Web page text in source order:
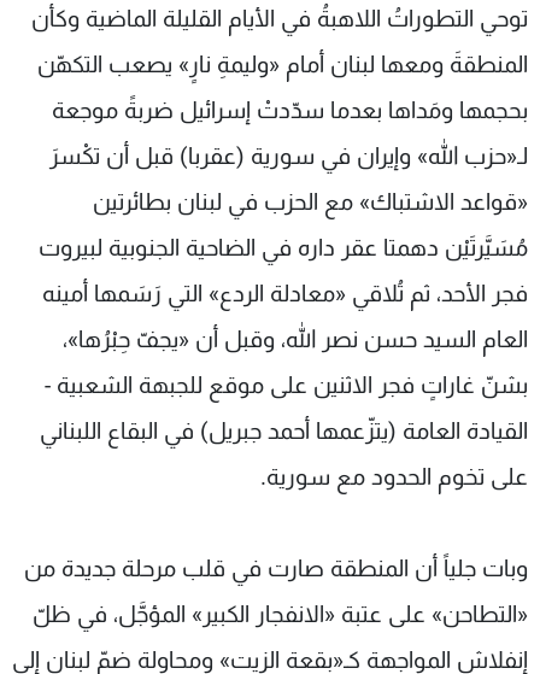
توحي التطوراتُ اللاهبةُ في الأيام القليلة الماضية وكأن
المنطقةَ ومعها لبنان أمام «وليمةِ نارٍ» يصعب التكهّن
بحجمها ومَداها بعدما سدّدتْ إسرائيل ضربةً موجعة
لـ«حزب الله» وإيران في سورية (عقربا) قبل أن تكْسرَ
«قواعد الاشتباك» مع الحزب في لبنان بطائرتين
مُسَيَّرتَيْن دهمتا عقر داره في الضاحية الجنوبية لبيروت
فجر الأحد، ثم تُلاقي «معادلة الردع» التي رَسَمها أمينه
العام السيد حسن نصر الله، وقبل أن «يجفّ حِبْرُها»،
بشنّ غاراتٍ فجر الاثنين على موقع للجبهة الشعبية -
القيادة العامة (يتزّعمها أحمد جبريل) في البقاع اللبناني
على تخوم الحدود مع سورية.
وبات جلياً أن المنطقة صارت في قلب مرحلة جديدة من
«التطاحن» على عتبة «الانفجار الكبير» المؤجَّل، في ظلّ
إنفلاش المواجهة كـ«بقعة الزيت» ومحاولة ضمّ لبنان إلى
شاهد البرامج
الترددات
الإنـتـاج
تواصل معنا
سياسة الخصوصية